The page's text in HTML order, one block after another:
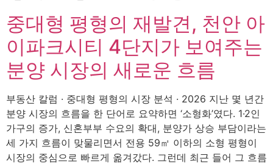
중대형 평형의 재발견, 천안 아
이파크시티 4단지가 보여주는
분양 시장의 새로운 흐름
부동산 칼럼 · 중대형 평형의 시장 분석 · 2026 지난 몇 년간
분양 시장의 흐름을 한 단어로 요약하면 ‘소형화’였다. 1·2인
가구의 증가, 신혼부부 수요의 확대, 분양가 상승 부담이라는
세 가지 흐름이 맞물리면서 전용 59㎡ 이하의 소형 평형이
시장의 중심으로 빠르게 옮겨갔다. 그런데 최근 들어 그 흐름